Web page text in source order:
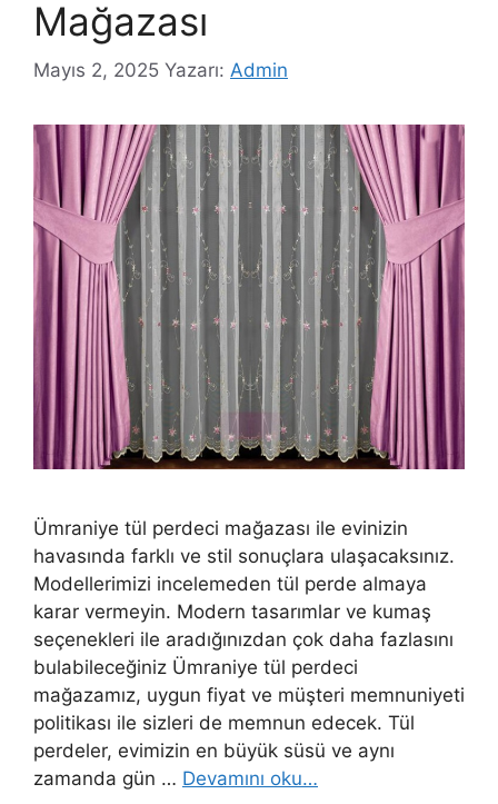
Mağazası
Mayıs 2, 2025 Yazarı: Admin
Ümraniye tül perdeci mağazası ile evinizin
havasında farklı ve stil sonuçlara ulaşacaksınız.
Modellerimizi incelemeden tül perde almaya
karar vermeyin. Modern tasarımlar ve kumaş
seçenekleri ile aradığınızdan çok daha fazlasını
bulabileceğiniz Ümraniye tül perdeci
mağazamız, uygun fiyat ve müşteri memnuniyeti
politikası ile sizleri de memnun edecek. Tül
perdeler, evimizin en büyük süsü ve aynı
zamanda gün … Devamını oku…